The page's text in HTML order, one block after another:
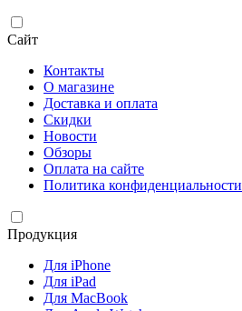
Сайт
Контакты
О магазине
Доставка и оплата
Скидки
Новости
Обзоры
Оплата на сайте
Политика конфиденциальности
Продукция
Для iPhone
Для iPad
Для MacBook